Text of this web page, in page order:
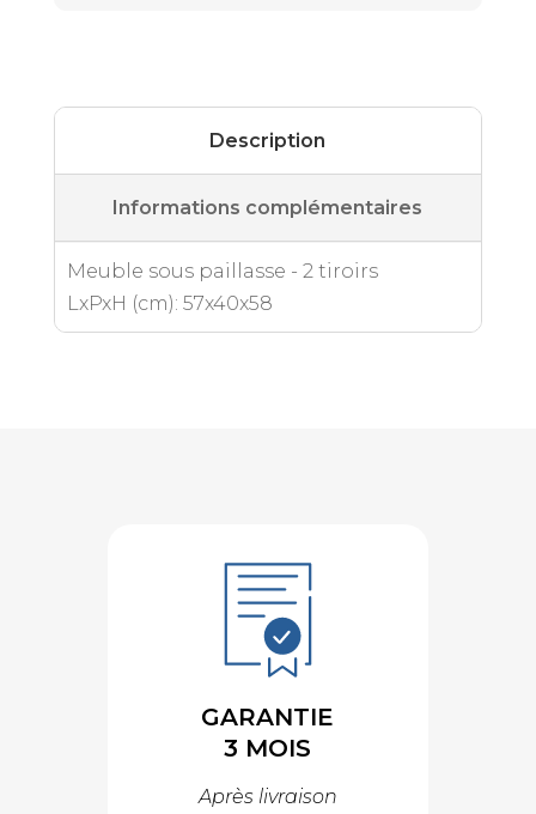
Description
Informations complémentaires
Meuble sous paillasse - 2 tiroirs
LxPxH (cm): 57x40x58
GARANTIE
3 MOIS
Après livraison